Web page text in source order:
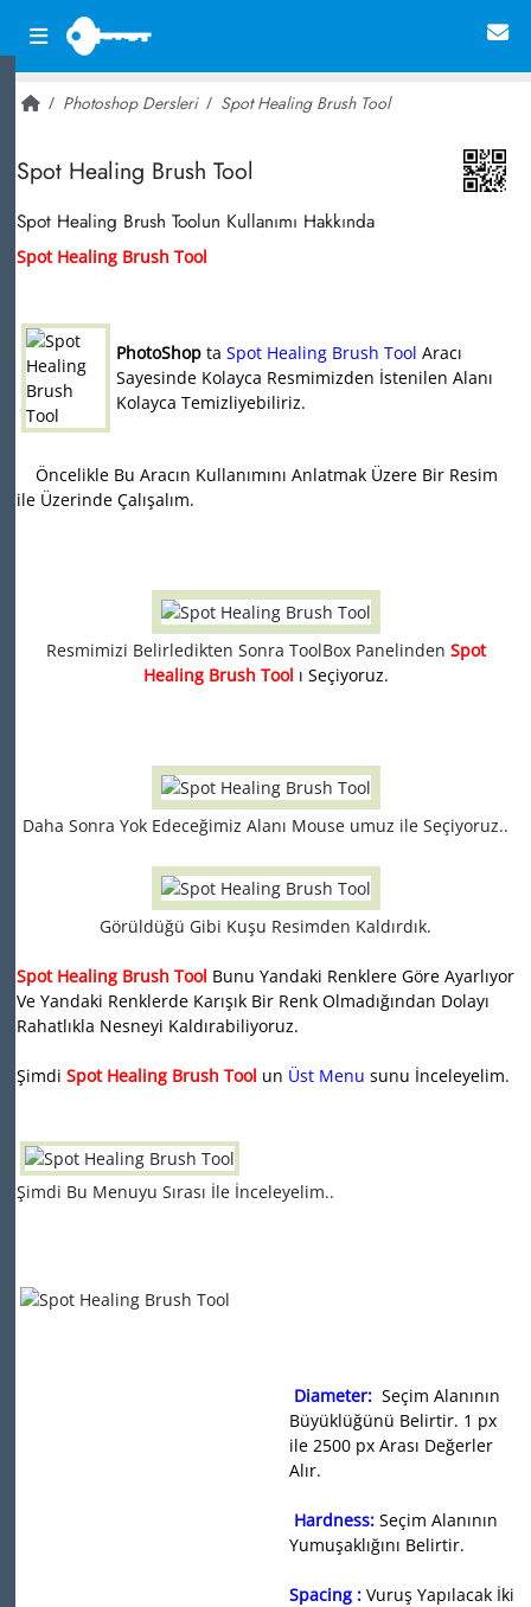
Photoshop Dersleri Spot Healing Brush Tool
Spot Healing Brush Tool
Spot Healing Brush Toolun Kullanımı Hakkında
Spot Healing Brush Tool
PhotoShop ta Spot Healing Brush Tool Aracı
Sayesinde Kolayca Resmimizden İstenilen Alanı
Kolayca Temizliyebiliriz.
Öncelikle Bu Aracın Kullanımını Anlatmak Üzere Bir Resim
ile Üzerinde Çalışalım.
Resmimizi Belirledikten Sonra ToolBox Panelinden Spot
Healing Brush Tool ı Seçiyoruz.
Daha Sonra Yok Edeceğimiz Alanı Mouse umuz ile Seçiyoruz..
Görüldüğü Gibi Kuşu Resimden Kaldırdık.
Spot Healing Brush Tool Bunu Yandaki Renklere Göre Ayarlıyor
Ve Yandaki Renklerde Karışık Bir Renk Olmadığından Dolayı
Rahatlıkla Nesneyi Kaldırabiliyoruz.
Şimdi Spot Healing Brush Tool un Üst Menu sunu İnceleyelim.
Şimdi Bu Menuyu Sırası İle İnceleyelim..
Diameter: Seçim Alanının
Büyüklüğünü Belirtir. 1 px
ile 2500 px Arası Değerler
Alır.
Hardness: Seçim Alanının
Yumuşaklığını Belirtir.
Spacing : Vuruş Yapılacak İki